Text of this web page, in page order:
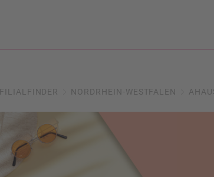
FILIALFINDER NORDRHEIN-WESTFALEN